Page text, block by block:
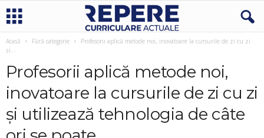
Acasă Fără categorie
Profesorii aplică metode noi, inovatoare la cursurile de zi cu zi
și...
Profesorii aplică metode noi,
inovatoare la cursurile de zi cu zi
și utilizează tehnologia de câte